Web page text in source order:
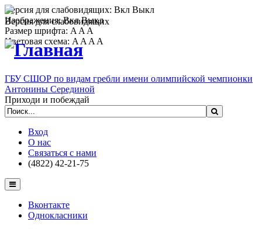
Версия для слабовидящих: Вкл Выкл
Изображения:Вкл Выкл
Размер шрифта: A A A
Цветовая схема: A A A A
Версия для слабовидящих
ГБУ СШОР по видам гребли имени олимпийской чемпионки
Антонины Серединой
Приходи и побеждай
Вход
О нас
Связаться с нами
(4822) 42-21-75
Вконтакте
Однокласники